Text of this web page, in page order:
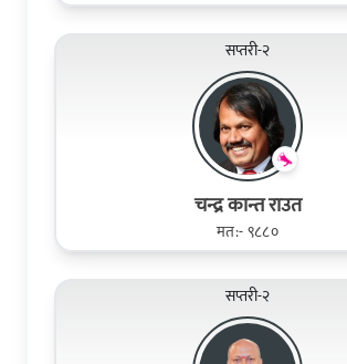
सप्तरी-२
चन्द्र कान्त राउत
मत:- ९८८०
सप्तरी-२